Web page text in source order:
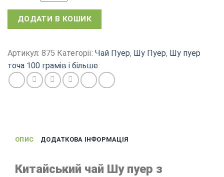
Хризантемою
Ханбай,
китайський
чай
100
кількість
ДОДАТИ В КОШИК
Артикул: 875 Категорії: Чай Пуер, Шу Пуер, Шу пуер
точа 100 грамів і більше
ОПИС ДОДАТКОВА ІНФОРМАЦІЯ
Китайський чай Шу пуер з